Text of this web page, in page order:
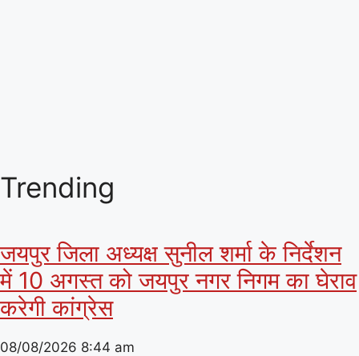
Trending
जयपुर जिला अध्यक्ष सुनील शर्मा के निर्देशन
में 10 अगस्त को जयपुर नगर निगम का घेराव
करेगी कांग्रेस
08/08/2026 8:44 am